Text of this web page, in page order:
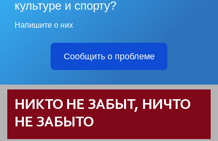
культуре и спорту?
Напишите о них
Сообщить о проблеме
НИКТО НЕ ЗАБЫТ, НИЧТО
НЕ ЗАБЫТО